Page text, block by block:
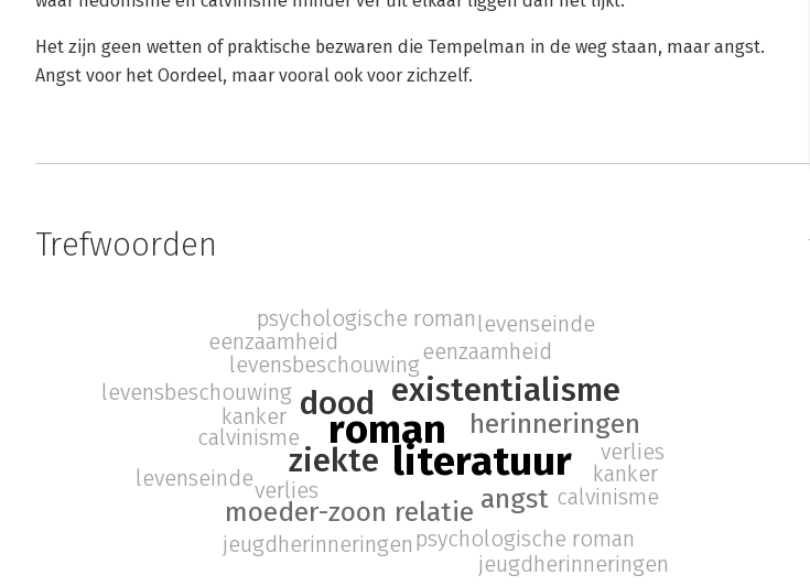
Het zijn geen wetten of praktische bezwaren die Tempelman in de weg staan, maar angst.
Angst voor het Oordeel, maar vooral ook voor zichzelf.
Trefwoorden
roman
literatuur
ziekte
dood existentialisme
herinneringen
angst
moeder-zoon relatie
verlies
calvinisme
levensbeschouwing
kanker
eenzaamheid
psychologische roman
jeugdherinneringen
levenseinde
verlies
calvinisme
levensbeschouwing
kanker
eenzaamheid
psychologische roman
jeugdherinneringen
levenseinde